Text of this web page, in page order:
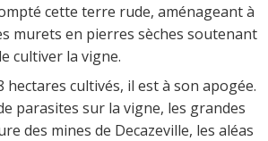
cette terre rude, aménageant à
murets en pierres sèches soutenant
cultiver la vigne.
hectares cultivés, il est à son apogée.
parasites sur la vigne, les grandes
des mines de Decazeville, les aléas